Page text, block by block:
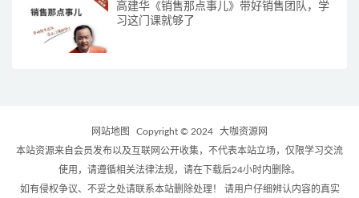
高建华《销售那点事儿》带好销售团队，学
习这门课就够了
网站地图 Copyright © 2024
大咖资源网
本站资源来自会员发布以及互联网公开收集，不代表本站立场，仅限学习交流
使用，请遵循相关法律法规，请在下载后24小时内删除。
如有侵权争议、不妥之处请联系本站删除处理！ 请用户仔细辨认内容的真实